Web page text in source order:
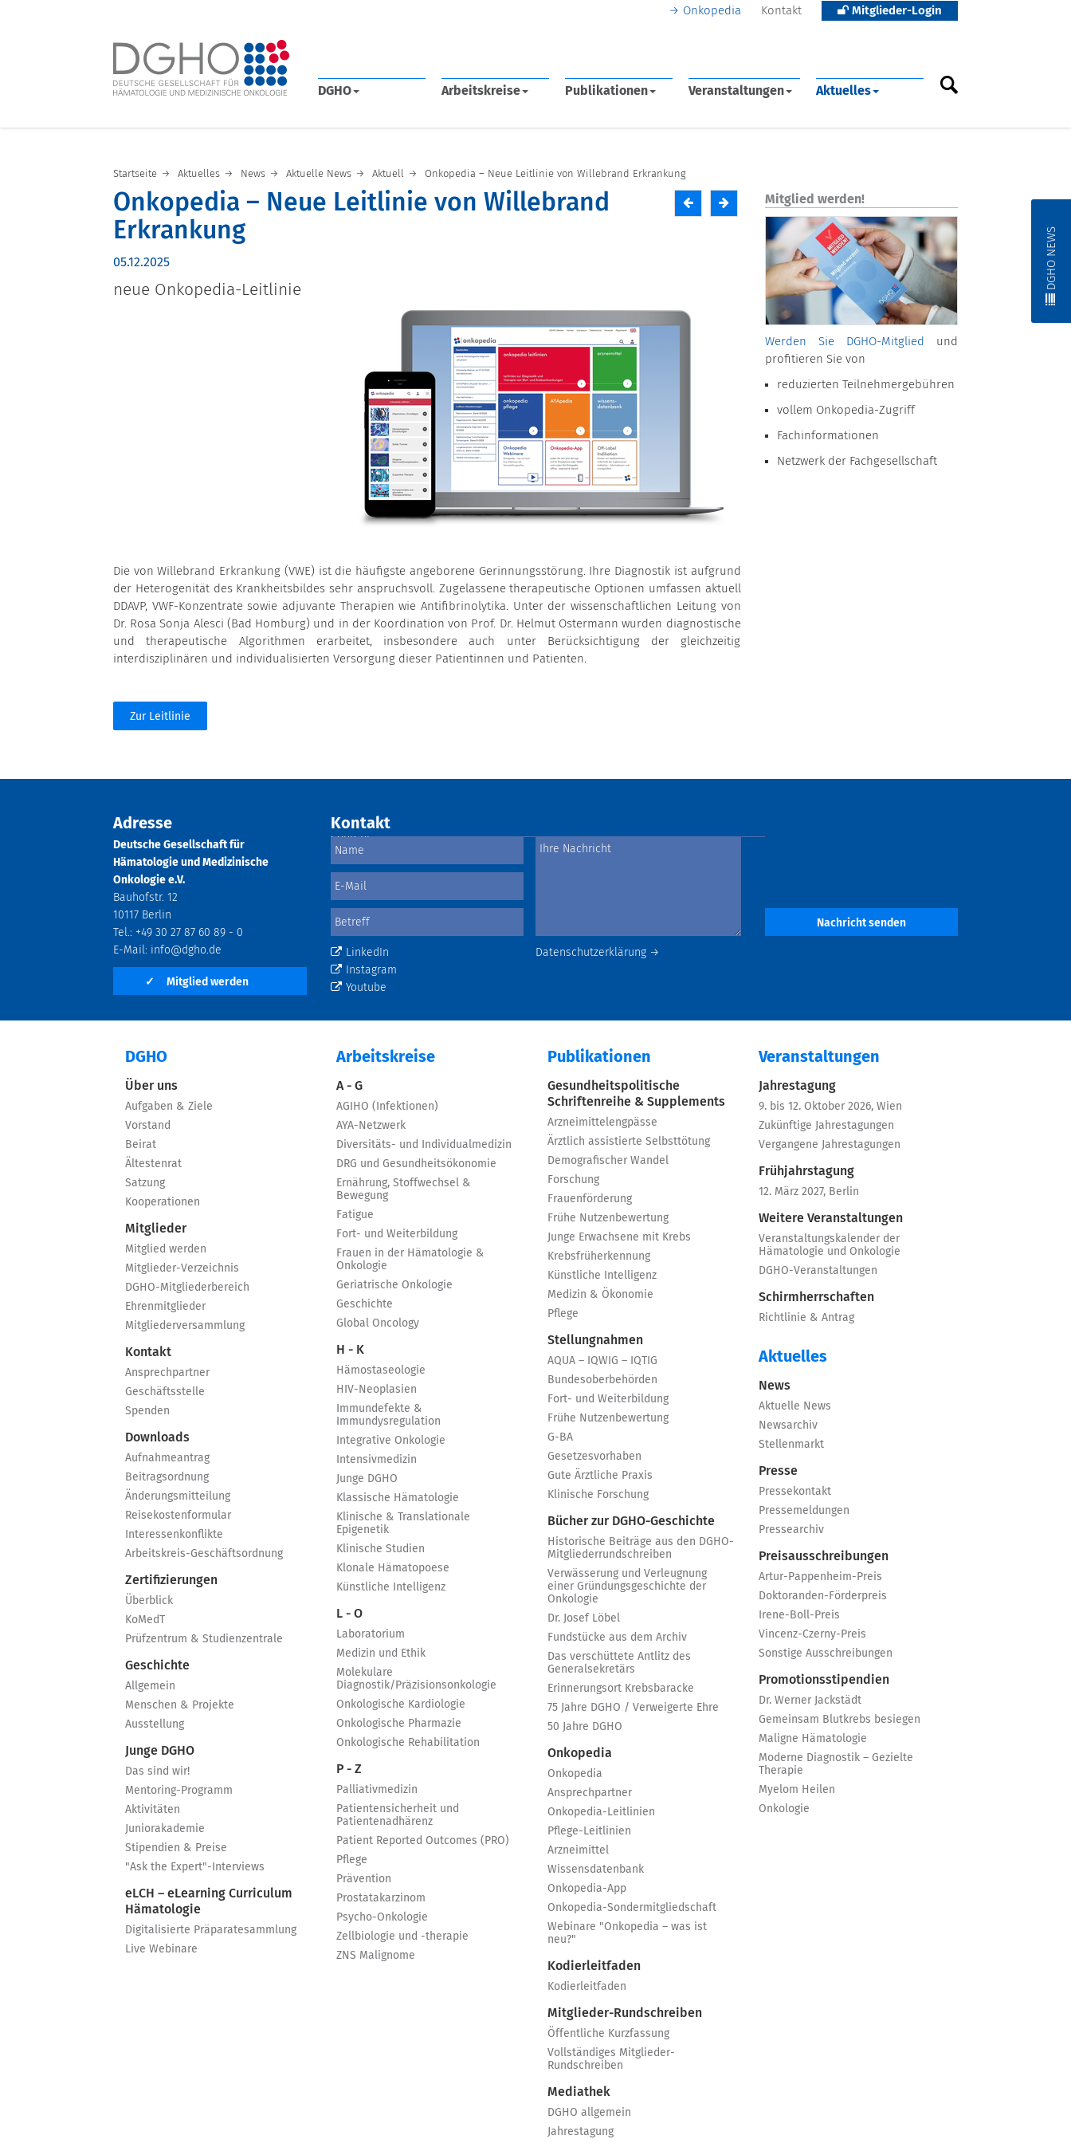
Onkopedia Kontakt Mitglieder-Login
DGHO Arbeitskreise Publikationen Veranstaltungen Aktuelles
DGHO NEWS
Startseite Aktuelles News Aktuelle News Aktuell Onkopedia – Neue Leitlinie von Willebrand Erkrankung
Onkopedia – Neue Leitlinie von Willebrand
Erkrankung
05.12.2025
neue Onkopedia-Leitlinie
Die von Willebrand Erkrankung (VWE) ist die häufigste angeborene Gerinnungsstörung. Ihre Diagnostik ist aufgrund
der Heterogenität des Krankheitsbildes sehr anspruchsvoll. Zugelassene therapeutische Optionen umfassen aktuell
DDAVP, VWF-Konzentrate sowie adjuvante Therapien wie Antifibrinolytika. Unter der wissenschaftlichen Leitung von
Dr. Rosa Sonja Alesci (Bad Homburg) und in der Koordination von Prof. Dr. Helmut Ostermann wurden diagnostische
und therapeutische Algorithmen erarbeitet, insbesondere auch unter Berücksichtigung der gleichzeitig
interdisziplinären und individualisierten Versorgung dieser Patientinnen und Patienten.
Zur Leitlinie
Mitglied werden!
Werden Sie DGHO-Mitglied
und
profitieren Sie von
reduzierten Teilnehmergebühren
vollem Onkopedia-Zugriff
Fachinformationen
Netzwerk der Fachgesellschaft
Adresse
Deutsche Gesellschaft für
Hämatologie und Medizinische
Onkologie e.V.
Bauhofstr. 12
10117 Berlin
Tel.: +49 30 27 87 60 89 - 0
E-Mail: info@dgho.de
✓ Mitglied werden
Kontakt
Datenschutzerklärung →
LinkedIn
Instagram
Youtube
Nachricht senden
DGHO
Über uns
Aufgaben & Ziele
Vorstand
Beirat
Ältestenrat
Satzung
Kooperationen
Mitglieder
Mitglied werden
Mitglieder-Verzeichnis
DGHO-Mitgliederbereich
Ehrenmitglieder
Mitgliederversammlung
Kontakt
Ansprechpartner
Geschäftsstelle
Spenden
Downloads
Aufnahmeantrag
Beitragsordnung
Änderungsmitteilung
Reisekostenformular
Interessenkonflikte
Arbeitskreis-Geschäftsordnung
Zertifizierungen
Überblick
KoMedT
Prüfzentrum & Studienzentrale
Geschichte
Allgemein
Menschen & Projekte
Ausstellung
Junge DGHO
Das sind wir!
Mentoring-Programm
Aktivitäten
Juniorakademie
Stipendien & Preise
"Ask the Expert"-Interviews
eLCH – eLearning Curriculum
Hämatologie
Digitalisierte Präparatesammlung
Live Webinare
Arbeitskreise
A - G
AGIHO (Infektionen)
AYA-Netzwerk
Diversitäts- und Individualmedizin
DRG und Gesundheitsökonomie
Ernährung, Stoffwechsel &
Bewegung
Fatigue
Fort- und Weiterbildung
Frauen in der Hämatologie &
Onkologie
Geriatrische Onkologie
Geschichte
Global Oncology
H - K
Hämostaseologie
HIV-Neoplasien
Immundefekte &
Immundysregulation
Integrative Onkologie
Intensivmedizin
Junge DGHO
Klassische Hämatologie
Klinische & Translationale
Epigenetik
Klinische Studien
Klonale Hämatopoese
Künstliche Intelligenz
L - O
Laboratorium
Medizin und Ethik
Molekulare
Diagnostik/Präzisionsonkologie
Onkologische Kardiologie
Onkologische Pharmazie
Onkologische Rehabilitation
P - Z
Palliativmedizin
Patientensicherheit und
Patientenadhärenz
Patient Reported Outcomes (PRO)
Pflege
Prävention
Prostatakarzinom
Psycho-Onkologie
Zellbiologie und -therapie
ZNS Malignome
Publikationen
Gesundheitspolitische
Schriftenreihe & Supplements
Arzneimittelengpässe
Ärztlich assistierte Selbsttötung
Demografischer Wandel
Forschung
Frauenförderung
Frühe Nutzenbewertung
Junge Erwachsene mit Krebs
Krebsfrüherkennung
Künstliche Intelligenz
Medizin & Ökonomie
Pflege
Stellungnahmen
AQUA – IQWIG – IQTIG
Bundesoberbehörden
Fort- und Weiterbildung
Frühe Nutzenbewertung
G-BA
Gesetzesvorhaben
Gute Ärztliche Praxis
Klinische Forschung
Bücher zur DGHO-Geschichte
Historische Beiträge aus den DGHO-
Mitgliederrundschreiben
Verwässerung und Verleugnung
einer Gründungsgeschichte der
Onkologie
Dr. Josef Löbel
Fundstücke aus dem Archiv
Das verschüttete Antlitz des
Generalsekretärs
Erinnerungsort Krebsbaracke
75 Jahre DGHO / Verweigerte Ehre
50 Jahre DGHO
Onkopedia
Onkopedia
Ansprechpartner
Onkopedia-Leitlinien
Pflege-Leitlinien
Arzneimittel
Wissensdatenbank
Onkopedia-App
Onkopedia-Sondermitgliedschaft
Webinare "Onkopedia – was ist
neu?"
Kodierleitfaden
Kodierleitfaden
Mitglieder-Rundschreiben
Öffentliche Kurzfassung
Vollständiges Mitglieder-
Rundschreiben
Mediathek
DGHO allgemein
Jahrestagung
Veranstaltungen
Jahrestagung
9. bis 12. Oktober 2026, Wien
Zukünftige Jahrestagungen
Vergangene Jahrestagungen
Frühjahrstagung
12. März 2027, Berlin
Weitere Veranstaltungen
Veranstaltungskalender der
Hämatologie und Onkologie
DGHO-Veranstaltungen
Schirmherrschaften
Richtlinie & Antrag
Aktuelles
News
Aktuelle News
Newsarchiv
Stellenmarkt
Presse
Pressekontakt
Pressemeldungen
Pressearchiv
Preisausschreibungen
Artur-Pappenheim-Preis
Doktoranden-Förderpreis
Irene-Boll-Preis
Vincenz-Czerny-Preis
Sonstige Ausschreibungen
Promotionsstipendien
Dr. Werner Jackstädt
Gemeinsam Blutkrebs besiegen
Maligne Hämatologie
Moderne Diagnostik – Gezielte
Therapie
Myelom Heilen
Onkologie